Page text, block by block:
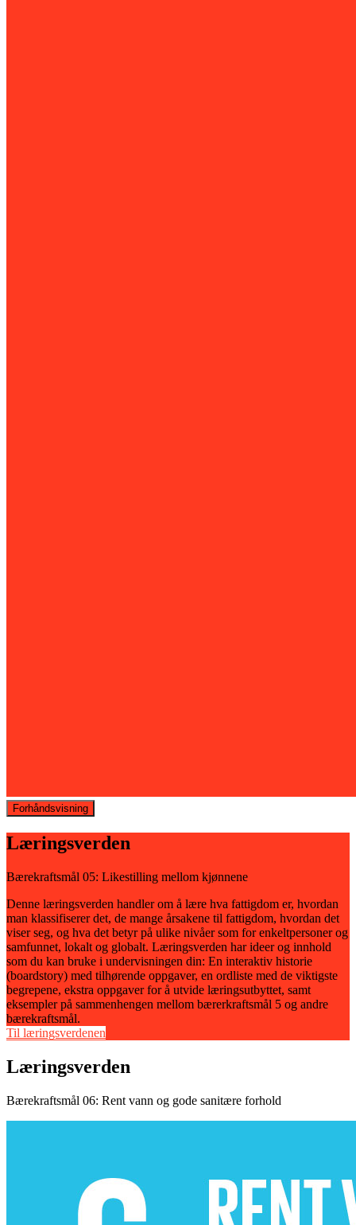
Forhåndsvisning
Læringsverden
Bærekraftsmål 05: Likestilling mellom kjønnene
Denne læringsverden handler om å lære hva fattigdom er, hvordan
man klassifiserer det, de mange årsakene til fattigdom, hvordan det
viser seg, og hva det betyr på ulike nivåer som for enkeltpersoner og
samfunnet, lokalt og globalt. Læringsverden har ideer og innhold
som du kan bruke i undervisningen din: En interaktiv historie
(boardstory) med tilhørende oppgaver, en ordliste med de viktigste
begrepene, ekstra oppgaver for å utvide læringsutbyttet, samt
eksempler på sammenhengen mellom bærerkraftsmål 5 og andre
bærekraftsmål.
Til læringsverdenen
Læringsverden
Bærekraftsmål 06: Rent vann og gode sanitære forhold